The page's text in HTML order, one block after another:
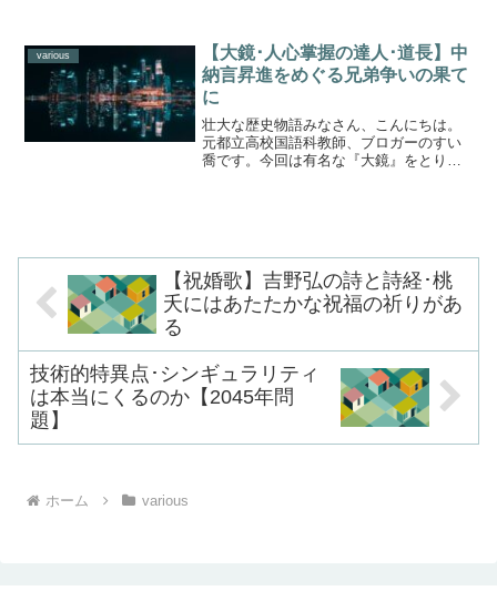
小論文の問題としてはかなり高度なテー
マです。課題文は哲学者、...
various
【大鏡･人心掌握の達人･道長】中
納言昇進をめぐる兄弟争いの果て
に
壮大な歴史物語みなさん、こんにちは。
元都立高校国語科教師、ブロガーのすい
喬です。今回は有名な『大鏡』をとりあ
【祝婚歌】吉野弘の詩と詩経･桃
夭にはあたたかな祝福の祈りがあ
る
技術的特異点･シンギュラリティ
は本当にくるのか【2045年問
題】
ホーム various